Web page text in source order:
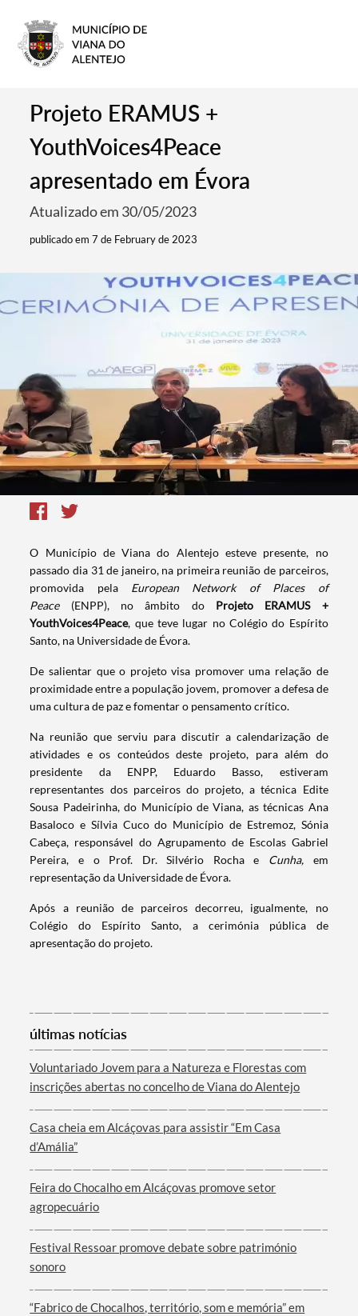
Categorias gerais
Projeto ERAMUS +
YouthVoices4Peace
apresentado em Évora
Atualizado em 30/05/2023
publicado em 7 de February de 2023
O Município de Viana do Alentejo esteve presente, no
passado dia 31 de janeiro, na primeira reunião de parceiros,
promovida pela European Network of Places of
Peace(ENPP), no âmbito do Projeto ERAMUS +
YouthVoices4Peace, que teve lugar no Colégio do Espírito
Santo, na Universidade de Évora.
De salientar que o projeto visa promover uma relação de
proximidade entre a população jovem, promover a defesa de
uma cultura de paz e fomentar o pensamento crítico.
Na reunião que serviu para discutir a calendarização de
atividades e os conteúdos deste projeto, para além do
presidente da ENPP, Eduardo Basso, estiveram
representantes dos parceiros do projeto, a técnica Edite
Sousa Padeirinha, do Município de Viana, as técnicas Ana
Basaloco e Sílvia Cuco do Município de Estremoz, Sónia
Cabeça, responsável do Agrupamento de Escolas Gabriel
Pereira, e o Prof. Dr. Silvério Rocha e Cunha, em
representação da Universidade de Évora.
Após a reunião de parceiros decorreu, igualmente, no
Colégio do Espírito Santo, a cerimónia pública de
apresentação do projeto.
últimas notícias
Voluntariado Jovem para a Natureza e Florestas com
inscrições abertas no concelho de Viana do Alentejo
Casa cheia em Alcáçovas para assistir “Em Casa
d’Amália”
Feira do Chocalho em Alcáçovas promove setor
agropecuário
Festival Ressoar promove debate sobre património
sonoro
“Fabrico de Chocalhos, território, som e memória” em